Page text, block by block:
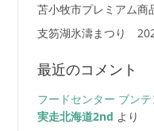
苫小牧市プレミアム
支笏湖氷濤まつり
最近のコメント
フードセンター ブン
実走北海道2nd より